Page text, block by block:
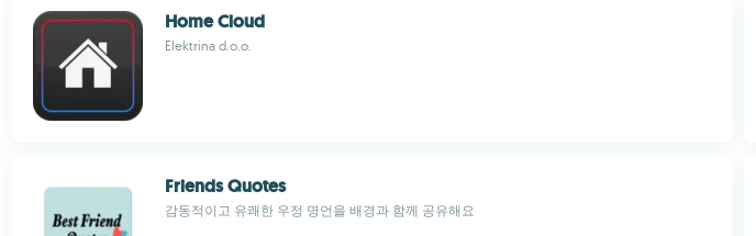
Home Cloud
Elektrina d.o.o.
Friends Quotes
감동적이고 유쾌한 우정 명언을 배경과 함께 공유해요